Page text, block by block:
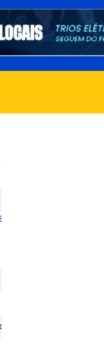
de documentos